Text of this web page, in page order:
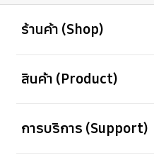
ร้านค้า (Shop)
สินค้า (Product)
การบริการ (Support)